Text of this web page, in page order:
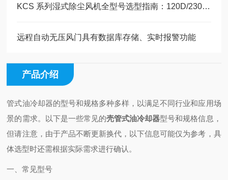
KCS 系列湿式除尘风机全型号选型指南：120D/230D/410D 工况适配对照表
远程自动无压风门具有数据库存储、实时报警功能
产品介绍
管式油冷却器的型号和规格多种多样，以满足不同行业和应用场
景的需求。以下是一些常见的壳管式油冷却器型号和规格信息，
但请注意，由于产品不断更新换代，以下信息可能仅为参考，具
体选型时还需根据实际需求进行确认。
一、常见型号